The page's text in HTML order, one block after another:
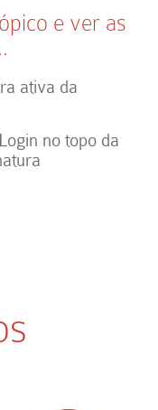
e ver as
ativa da
no topo da